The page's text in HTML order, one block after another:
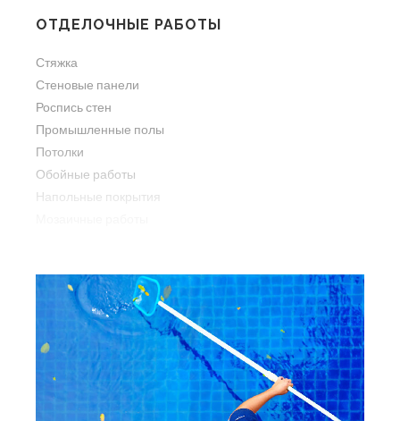
ОТДЕЛОЧНЫЕ РАБОТЫ
Стяжка
Стеновые панели
Роспись стен
Промышленные полы
Потолки
Обойные работы
Напольные покрытия